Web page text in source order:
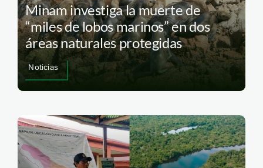
Minam investiga la muerte de
“miles de lobos marinos” en dos
áreas naturales protegidas
Noticias